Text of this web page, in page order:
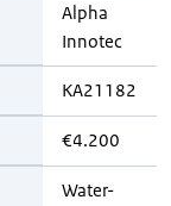
Alpha
Innotec
KA21182
€4.200
Water-